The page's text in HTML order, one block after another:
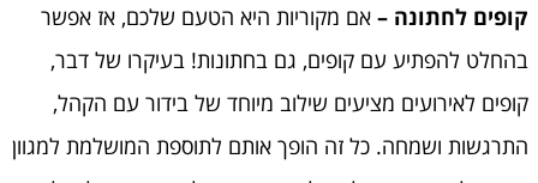
קופים לחתונה – אם מקוריות היא הטעם שלכם, אז אפשר
בהחלט להפתיע עם קופים, גם בחתונות! בעיקרו של דבר,
קופים לאירועים מציעים שילוב מיוחד של בידור עם הקהל,
התרגשות ושמחה. כל זה הופך אותם לתוספת המושלמת למגוון